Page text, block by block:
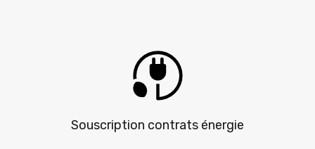
Souscription contrats énergie